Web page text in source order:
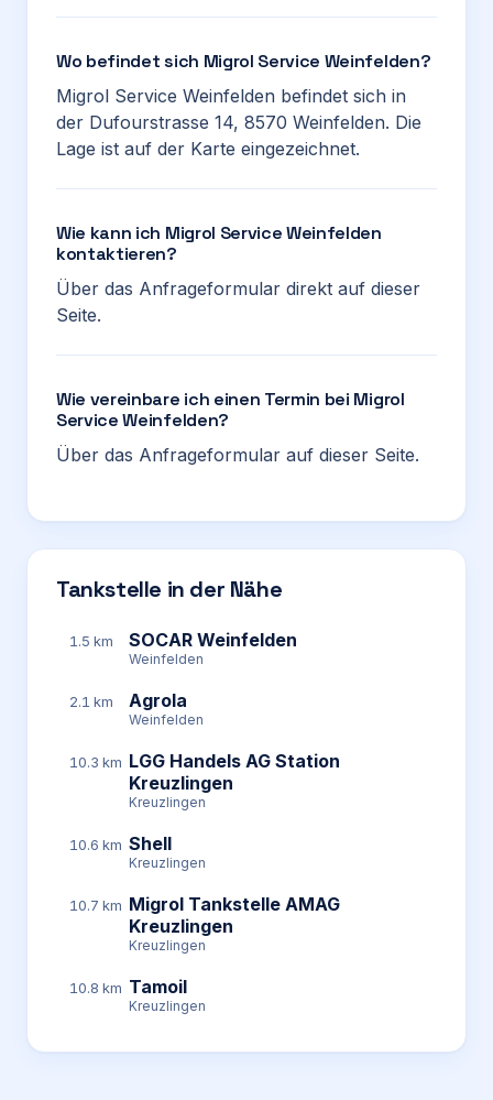
Wo befindet sich Migrol Service Weinfelden?
Migrol Service Weinfelden befindet sich in
der Dufourstrasse 14, 8570 Weinfelden. Die
Lage ist auf der Karte eingezeichnet.
Wie kann ich Migrol Service Weinfelden
kontaktieren?
Über das Anfrageformular direkt auf dieser
Seite.
Wie vereinbare ich einen Termin bei Migrol
Service Weinfelden?
Über das Anfrageformular auf dieser Seite.
Tankstelle in der Nähe
1.5 km SOCAR Weinfelden
Weinfelden
2.1 km Agrola
Weinfelden
10.3 km LGG Handels AG Station
Kreuzlingen
Kreuzlingen
10.6 km Shell
Kreuzlingen
10.7 km Migrol Tankstelle AMAG
Kreuzlingen
Kreuzlingen
10.8 km Tamoil
Kreuzlingen